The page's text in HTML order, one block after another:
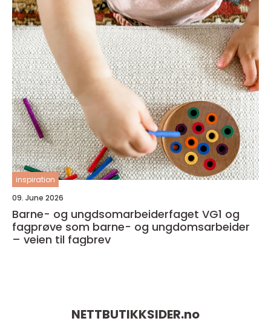
inspiration
09. June 2026
Barne- og ungdsomarbeiderfaget VG1 og
fagprøve som barne- og ungdomsarbeider
– veien til fagbrev
NETTBUTIKKSIDER.no